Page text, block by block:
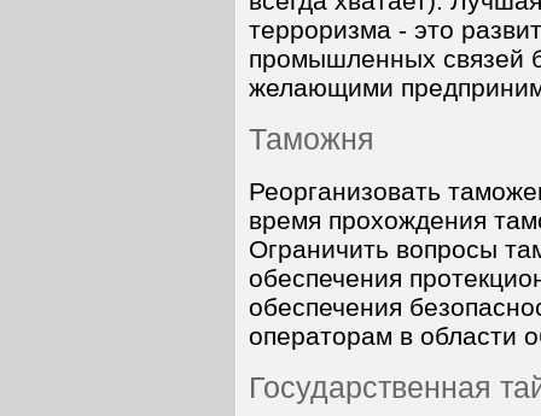
терроризма - это
промышленных связей
желающими
Таможня
Реорганизовать
время прохождения
Ограничить вопросы
обеспечения
обеспечения
операторам в области
Государственная